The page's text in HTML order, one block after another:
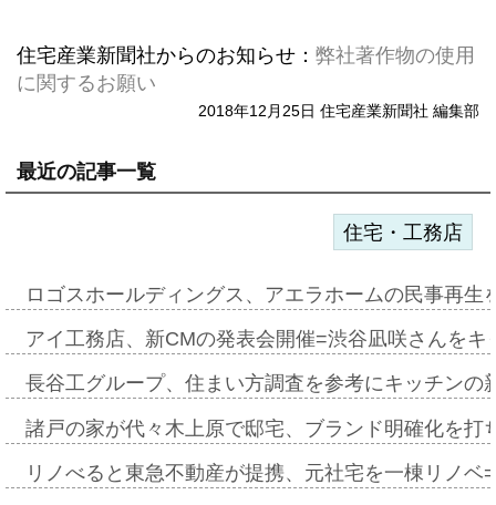
住宅産業新聞社からのお知らせ： 弊社著作物の使用
に関するお願い
2018年12月25日 住宅産業新聞社 編集部
最近の記事一覧
住宅・工務店
ロゴスホールディングス、アエラホームの民事再
アイ工務店、新CMの発表会開催=渋谷凪咲さんを
長谷工グループ、住まい方調査を参考にキッチン
諸戸の家が代々木上原で邸宅、ブランド明確化を
リノべると東急不動産が提携、元社宅を一棟リノ